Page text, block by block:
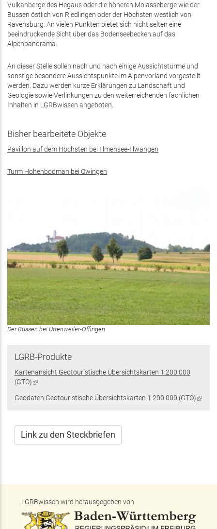
Vulkanberge des Hegaus oder die höheren Molasseberge wie der
Bussen östlich von Riedlingen oder der Höchsten westlich von
Ravensburg. An vielen Punkten bietet sich nicht selten eine
beeindruckende Sicht über das Bodenseebecken auf das
Alpenpanorama.
An dieser Stelle sollen nach und nach einige Aussichtstürme und
sonstige besondere Aussichtspunkte im Alpenvorland vorgestellt
werden. Dazu werden kurze Erklärungen zu Landschaft und
Geologie sowie Verlinkungen zu den weiterreichenden fachlichen
Inhalten in LGRBwissen angeboten.
Bisher bearbeitete Objekte
Pavillon auf dem Höchsten bei Illmensee-Illwangen
Turm Hohenbodman bei Owingen
Der Bussen bei Uttenweiler-Offingen
LGRB-Produkte
Kartenansicht Geotouristische Übersichtskarten 1:200 000
(GTO)(Link
extern)
Geodaten Geotouristische Übersichtskarten 1:200 000 (GTO)(Link
Link zu den Steckbriefen
LGRBwissen wird herausgegeben von: